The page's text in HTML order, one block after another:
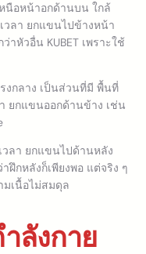
นือหน้าอกด้านบน ใกล้
วลา ยกแขนไปข้างหน้า
หัวอื่น KUBET เพราะใช้
งกลาง เป็นส่วนที่มี พื้นที่
ยกแขนออกด้านข้าง เช่น
วลา ยกแขนไปด้านหลัง
กหลังก็เพียงพอ แต่จริง ๆ
มเนื้อไม่สมดุล
ลังกาย